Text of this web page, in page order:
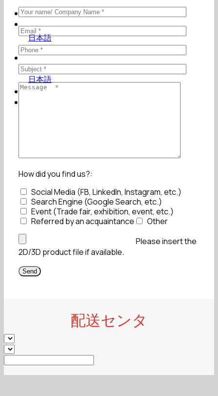
Virtual Tour
日本語
日本語
How did you find us?:
Social Media (FB, LinkedIn, Instagram, etc.)
Search Engine (Google Search, etc.)
Event (Trade fair, exhibition, event, etc.)
Referred by an acquaintance
Other
Please insert the
2D/3D product file if available.
配送センタ